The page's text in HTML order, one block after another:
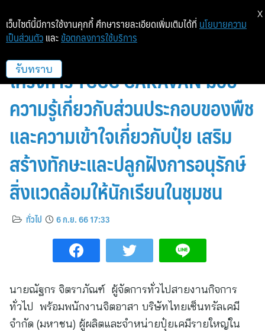
บมจ.ไทยเซ็นทรัลเคมี เดินหน้าจัด
โครงการ TCCC CARAVAN มอบ
ความรู้เกี่ยวกับส่วนประกอบของพืช
และความเข้าใจเกี่ยวกับปุ๋ย เสริม
สร้างทักษะและปลูกฝังการอนุรักษ์
สิ่งแวดล้อมให้นักเรียนในชุมชน
ทั่วไป 6 ก.ย. 66 17:33
นายณัฐกร จิตราภัณฑ์ ผู้จัดการทั่วไปสายงานกิจการ
ทั่วไป พร้อมพนักงานจิตอาสา บริษัทไทยเซ็นทรัลเคมี
จำกัด (มหาชน) ผู้ผลิตและจำหน่ายปุ๋ยเคมีรายใหญ่ใน
เว็บไซต์นี้มีการใช้งานคุกกี้ ศึกษารายละเอียดเพิ่มเติมได้ที่ นโยบายความ
เป็นส่วนตัว และ ข้อตกลงการใช้บริการ
รับทราบ
X